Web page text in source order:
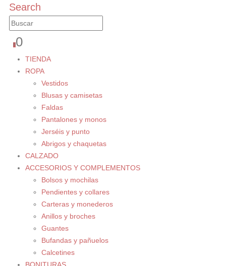
Search
00
TIENDA
ROPA
Vestidos
Blusas y camisetas
Faldas
Pantalones y monos
Jerséis y punto
Abrigos y chaquetas
CALZADO
ACCESORIOS Y COMPLEMENTOS
Bolsos y mochilas
Pendientes y collares
Carteras y monederos
Anillos y broches
Guantes
Bufandas y pañuelos
Calcetines